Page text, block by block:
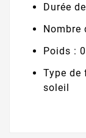
Durée
Nombre
Poids :
Type
soleil